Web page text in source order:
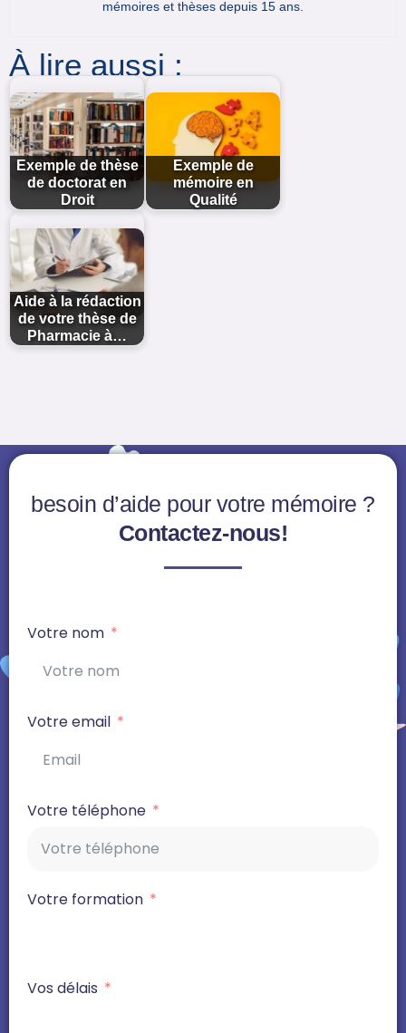
mémoires et thèses depuis 15 ans.
À lire aussi :
Exemple de thèse
de doctorat en
Droit
Exemple de
mémoire en
Qualité
Aide à la rédaction
de votre thèse de
Pharmacie à…
besoin d’aide pour votre mémoire ?
Contactez-nous!
Votre nom
Votre email
Votre téléphone
Votre formation
Vos délais